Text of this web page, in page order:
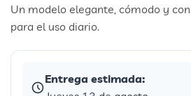
Un modelo elegante, cómodo y
para el uso diario.
Entrega estimada: